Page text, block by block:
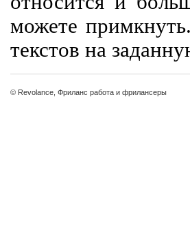
можете
текстов на
© Revolance, Фриланс работа и фрилансеры